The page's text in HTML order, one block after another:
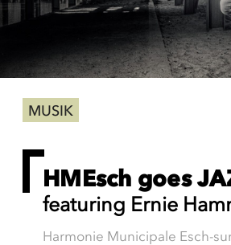
MUSIK
HMEsch goes
featuring Ernie
Harmonie Municipale Esch-